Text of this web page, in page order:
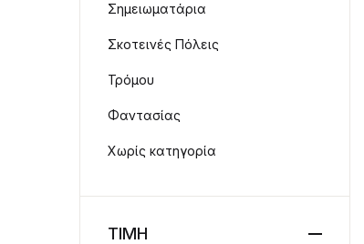
Σημειωματάρια
Σκοτεινές Πόλεις
Τρόμου
Φαντασίας
Χωρίς κατηγορία
ΤΙΜΗ